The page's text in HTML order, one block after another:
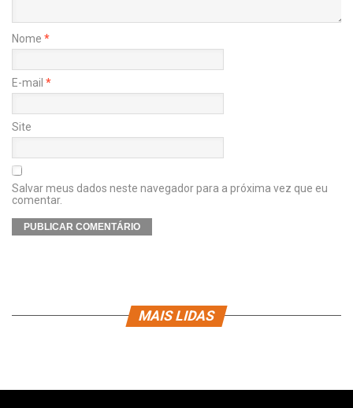
Nome *
E-mail *
Site
Salvar meus dados neste navegador para a próxima vez que eu
comentar.
MAIS LIDAS